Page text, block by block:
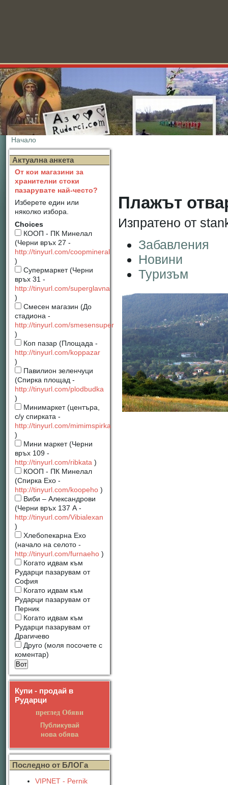
Начало
Актуална анкета
От кои магазини за
хранителни стоки
пазарувате най-често?
Изберете един или
няколко избора.
Choices
КООП - ПК Минелал
(Черни връх 27 -
http://tinyurl.com/coopmineral
)
Супермаркет (Черни
връх 31 -
http://tinyurl.com/superglavna
)
Смесен магазин (До
стадиона -
http://tinyurl.com/smesensuper
)
Коп пазар (Площада -
http://tinyurl.com/koppazar
)
Павилион зеленчуци
(Спирка площад -
http://tinyurl.com/plodbudka
)
Минимаркет (центъра,
с/у спирката -
http://tinyurl.com/mimimspirka
)
Мини маркет (Черни
връх 109 -
http://tinyurl.com/ribkata )
КООП - ПК Минелал
(Спирка Ехо -
http://tinyurl.com/koopeho )
Виби – Александрови
(Черни връх 137 А -
http://tinyurl.com/Vibialexan
)
Хлебопекарна Ехо
(начало на селото -
http://tinyurl.com/furnaeho )
Когато идвам към
Рударци пазарувам от
София
Когато идвам към
Рударци пазарувам от
Перник
Когато идвам към
Рударци пазарувам от
Драгичево
Друго (моля посочете с
коментар)
Купи - продай в
Рударци
преглед Обяви
Публикувай
нова обява
Последно от БЛОГа
VIPNET - Pernik
Плажът
Изпратено от
Забавления
Новини
Туризъм